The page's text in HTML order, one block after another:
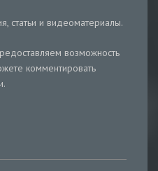
статьи и видеоматериалы.
возможность
комментировать